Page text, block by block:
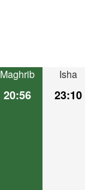
Maghrib
20:56
Isha
23:10